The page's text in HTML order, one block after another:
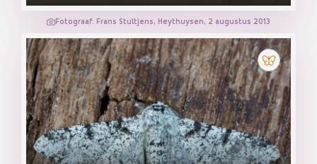
Fotograaf: Frans Stultjens, Heythuysen, 2 augustus 2013